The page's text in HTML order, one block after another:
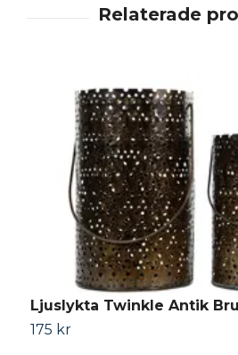
Ljuslykta Twinkle Antik
175 kr